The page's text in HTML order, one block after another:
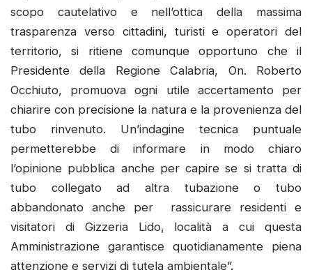
scopo cautelativo e nell’ottica della massima
trasparenza verso cittadini, turisti e operatori del
territorio, si ritiene comunque opportuno che il
Presidente della Regione Calabria, On. Roberto
Occhiuto, promuova ogni utile accertamento per
chiarire con precisione la natura e la provenienza del
tubo rinvenuto. Un’indagine tecnica puntuale
permetterebbe di informare in modo chiaro
l’opinione pubblica anche per capire se si tratta di
tubo collegato ad altra tubazione o tubo
abbandonato anche per rassicurare residenti e
visitatori di Gizzeria Lido, località a cui questa
Amministrazione garantisce quotidianamente piena
attenzione e servizi di tutela ambientale”.